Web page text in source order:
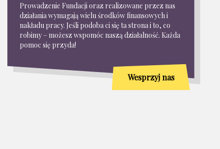
Prowadzenie Fundacji oraz realizowane przez nas
działania wymagają wielu środków finansowych i
nakładu pracy. Jeśli podoba ci się ta strona i to, co
robimy – możesz wspomóc naszą działalność. Każda
pomoc się przyda!
Wesprzyj nas